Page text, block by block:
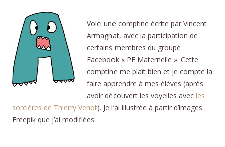
Voici une comptine écrite par Vincent
Armagnat, avec la participation de
certains membres du groupe
Facebook « PE Maternelle ». Cette
comptine me plaît bien et je compte la
faire apprendre à mes élèves (après
avoir découvert les voyelles avec les
sorcières de Thierry Venot). Je l’ai illustrée à partir d’images
Freepik que j’ai modifiées.